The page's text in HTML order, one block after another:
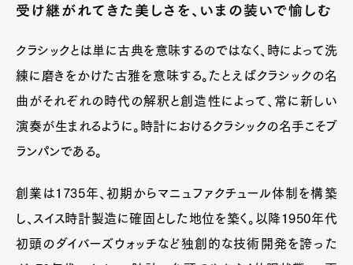
GourmetCars
ProductCultureLifestyle
受け継がれてきた美しさを、いまの装いで愉しむ
クラシックとは単に古典を意味するのではなく、時によって洗
練に磨きをかけた古雅を意味する。たとえばクラシックの名
曲がそれぞれの時代の解釈と創造性によって、常に新しい
演奏が生まれるように。時計におけるクラシックの名手こそブ
ランパンである。
創業は1735年、初期からマニュファクチュール体制を構築
し、スイス時計製造に確固とした地位を築く。以降1950年代
初頭のダイバーズウォッチなど独創的な技術開発を誇った